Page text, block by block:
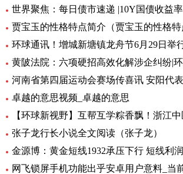
世界聚焦：每日债市速递 |10Y国债收益
贾宝玉的性格特点简介（贾宝玉的性格特
黄陂法院：六项硬招高效化解涉企纠纷|
卓越的意思视频_卓越的意思
张子龙行长小说全文阅读（张子龙）
金源博：黄金短线1932承压下行 短线利
网飞锁屏手机功能出乎安卓用户意料_当